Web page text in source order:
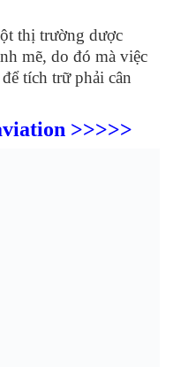
thị trường dược
mẽ, do đó mà việc
tích trữ phải cân
>>>>>